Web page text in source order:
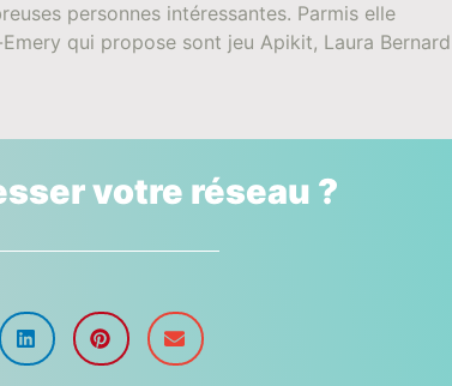
personnes intéressantes. Parmis elle
qui propose sont jeu Apikit, Laura Bernard
votre réseau ?